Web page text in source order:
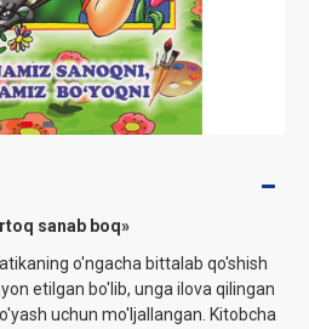
sanab boq»
o'ngacha bittalab qo'shish
etilgan bo'lib, unga ilova qilingan
uchun mo'ljallangan. Kitobcha